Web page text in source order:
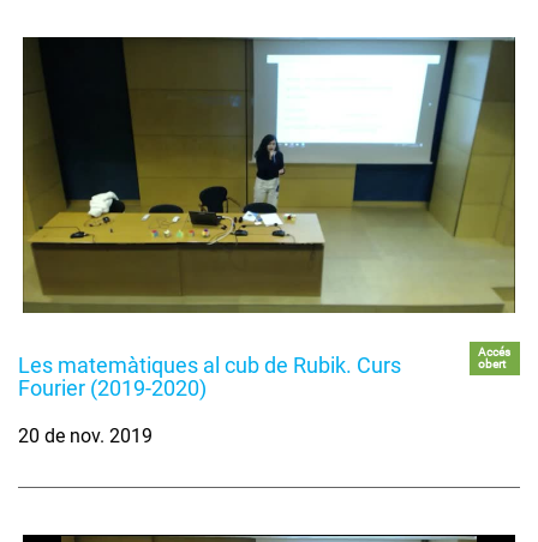
Les matemàtiques al cub de Rubik. Curs
Fourier (2019-2020)
Accés
obert
20 de nov. 2019